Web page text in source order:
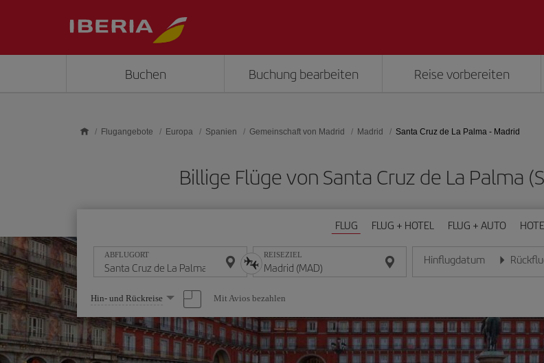
Buchen Buchung bearbeiten Reise vorbereiten
Flugangebote Europa Spanien Gemeinschaft von Madrid Madrid Santa Cruz de La Palma - Madrid
Billige Flüge von Santa Cruz de La Palma
FLUG FLUG + HOTEL FLUG + AUTO
ABFLUGORT REISEZIEL Hinflugdatum
Geben Sie das Datum im
Geben
Wählen
Sie
eine
Option
Hin- und Rückreise Mit Avios bezahlen